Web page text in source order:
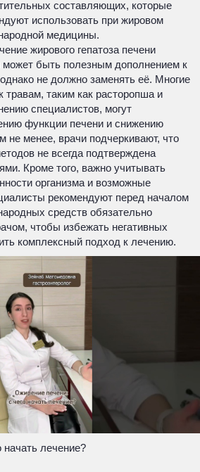
составляющих, которые
использовать при жировом
медицины.
жирового гепатоза печени
быть полезным дополнением к
не должно заменять её. Многие
таким как расторопша и
специалистов, могут
функции печени и снижению
не менее, врачи подчеркивают, что
не всегда подтверждена
Кроме того, важно учитывать
организма и возможные
рекомендуют перед началом
средств обязательно
чтобы избежать негативных
комплексный подход к лечению.
начать лечение?